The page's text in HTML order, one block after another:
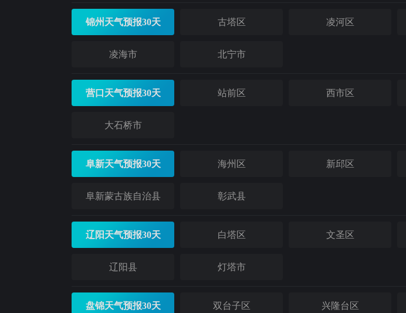
锦州天气预报30天 古塔区 凌河区
凌海市 北宁市
营口天气预报30天 站前区 西市区
大石桥市
阜新天气预报30天 海州区 新邱区
阜新蒙古族自治县 彰武县
辽阳天气预报30天 白塔区 文圣区
辽阳县 灯塔市
盘锦天气预报30天 双台子区 兴隆台区